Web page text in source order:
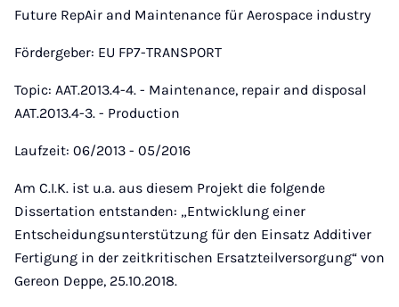
Future RepAir and Maintenance für Aerospace industry
Fördergeber: EU FP7-TRANSPORT
Topic: AAT.2013.4-4. - Maintenance, repair and disposal
AAT.2013.4-3. - Production
Laufzeit: 06/2013 - 05/2016
Am C.I.K. ist u.a. aus diesem Projekt die folgende
Dissertation entstanden: „Entwicklung einer
Entscheidungsunterstützung für den Einsatz Additiver
Fertigung in der zeitkritischen Ersatzteilversorgung“ von
Gereon Deppe, 25.10.2018.